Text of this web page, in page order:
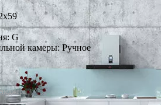
G
камеры: Ручное